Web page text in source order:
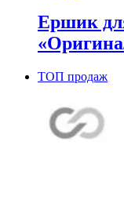
Ершик
ТОП продаж